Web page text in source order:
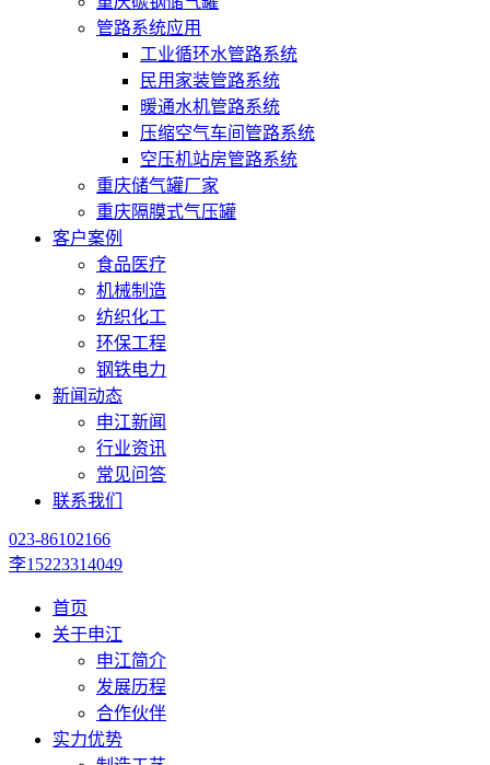
管路系统应用
工业循环水管路系统
民用家装管路系统
暖通水机管路系统
压缩空气车间管路系统
空压机站房管路系统
重庆储气罐厂家
重庆隔膜式气压罐
客户案例
食品医疗
机械制造
纺织化工
环保工程
钢铁电力
新闻动态
申江新闻
行业资讯
常见问答
联系我们
023-86102166
李15223314049
首页
关于申江
申江简介
发展历程
合作伙伴
实力优势